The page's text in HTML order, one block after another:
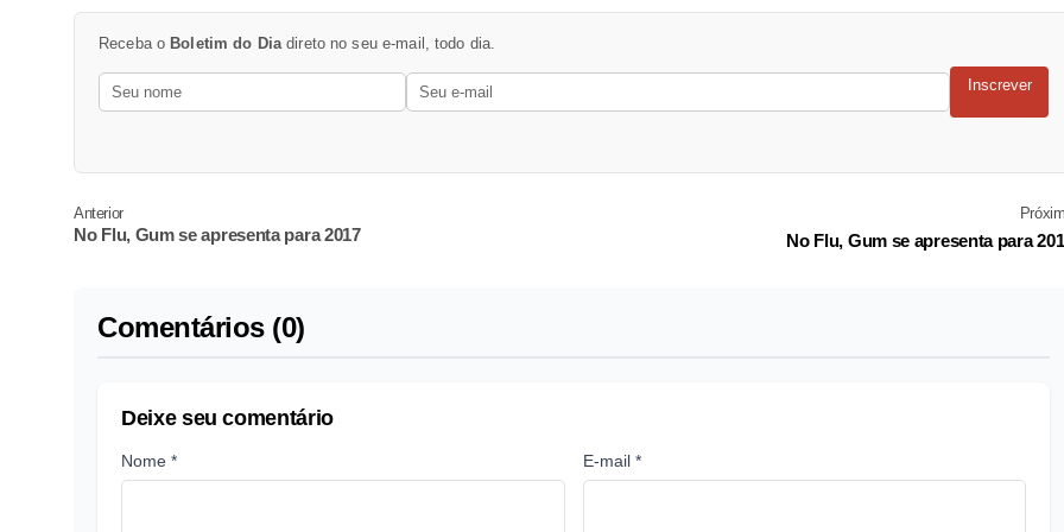
Receba o Boletim do Diadireto no seu e-mail, todo dia.
Inscrever
Anterior
No Flu, Gum se apresenta para 2017 No Flu, Gum se apresenta para
Comentários (0)
Deixe seu comentário
Nome * E-mail *